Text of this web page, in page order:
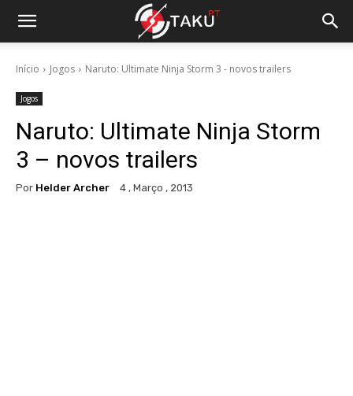
Início Jogos Naruto: Ultimate Ninja Storm 3 - novos trailers
Jogos
Naruto: Ultimate Ninja Storm
3 – novos trailers
Por Helder Archer 4 , Março , 2013